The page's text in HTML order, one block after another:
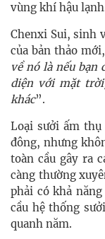
vùng khí hậu
Chenxi Sui, sinh
của bản thảo
về nó là nếu bạn
diện với mặt
khác”.
Loại sưởi ấm
đông, nhưng
toàn cầu gây ra
càng thường
phải có khả
cầu hệ thống
quanh năm.